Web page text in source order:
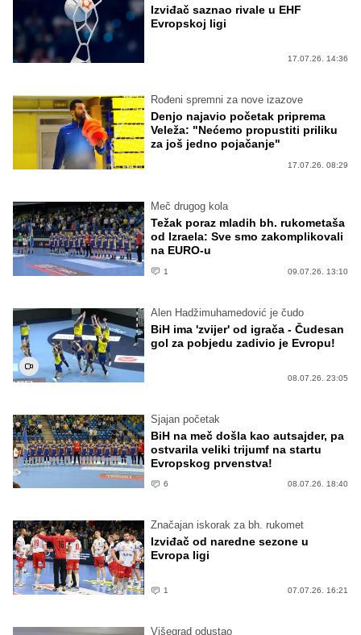
Izviđač saznao rivale u EHF
Evropskoj ligi
17.07.26. 14:36
Rođeni spremni za nove izazove
Denjo najavio početak priprema
Veleža: "Nećemo propustiti priliku
za još jedno pojačanje"
17.07.26. 08:29
Meč drugog kola
Težak poraz mladih bh. rukometaša
od Izraela: Sve smo zakomplikovali
na EURO-u
1 09.07.26. 13:10
Alen Hadžimuhamedović je čudo
BiH ima 'zvijer' od igrača - Čudesan
gol za pobjedu zadivio je Evropu!
08.07.26. 23:05
Sjajan početak
BiH na meč došla kao autsajder, pa
ostvarila veliki trijumf na startu
Evropskog prvenstva!
6 08.07.26. 18:40
Značajan iskorak za bh. rukomet
Izviđač od naredne sezone u
Evropa ligi
1 07.07.26. 16:21
Višegrad odustao